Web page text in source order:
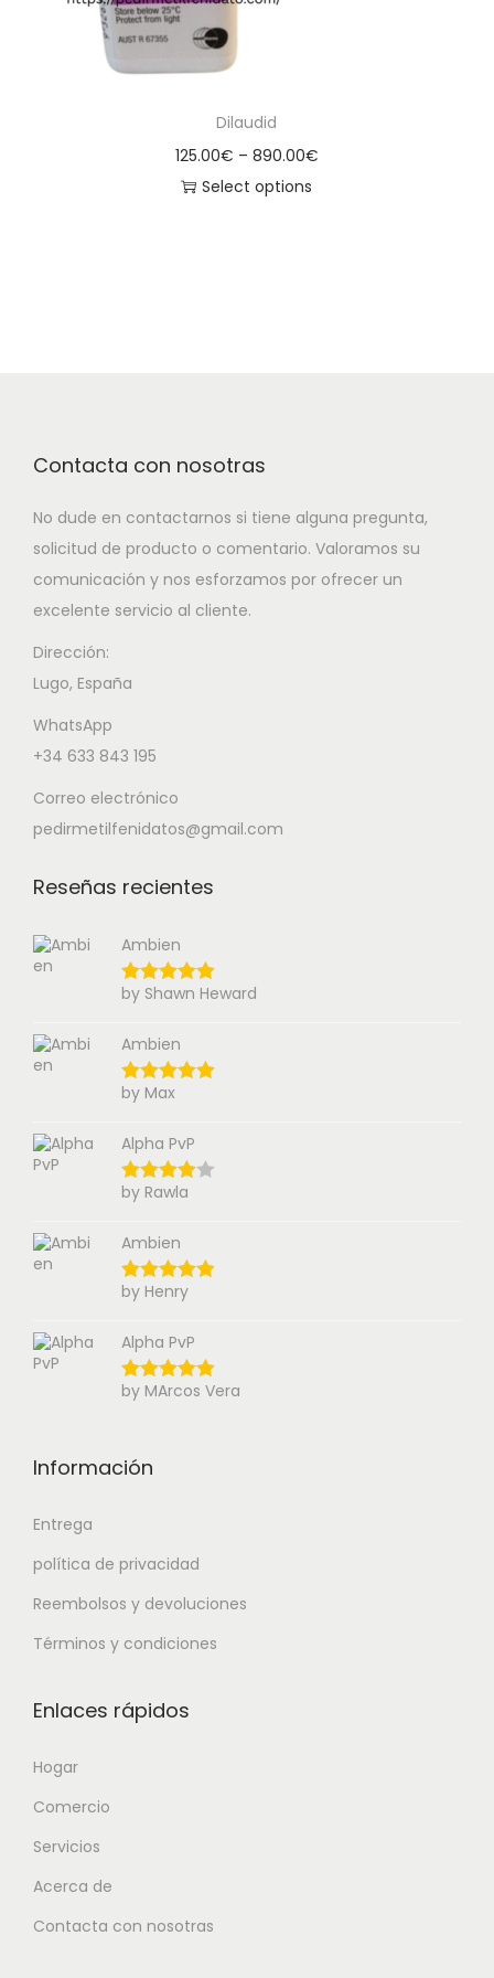
Dilaudid
125.00€ – 890.00€
Select options
Contacta con nosotras
No dude en contactarnos si tiene alguna pregunta,
solicitud de producto o comentario. Valoramos su
comunicación y nos esforzamos por ofrecer un
excelente servicio al cliente.
Dirección:
Lugo, España
WhatsApp
+34 633 843 195
Correo electrónico
pedirmetilfenidatos@gmail.com
Reseñas recientes
Ambien
by Shawn Heward
Ambien
by Max
Alpha PvP
by Rawla
Ambien
by Henry
Alpha PvP
by MArcos Vera
Información
Entrega
política de privacidad
Reembolsos y devoluciones
Términos y condiciones
Enlaces rápidos
Hogar
Comercio
Servicios
Acerca de
Contacta con nosotras